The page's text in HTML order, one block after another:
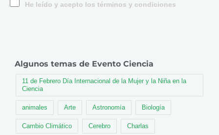
He leído y acepto los términos y condiciones
Algunos temas de Evento Ciencia
11 de Febrero Día Internacional de la Mujer y la Niña en la
Ciencia
animales Arte Astronomía Biología
Cambio Climático Cerebro Charlas